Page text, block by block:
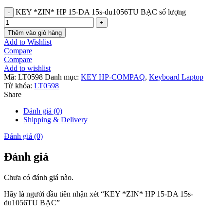
KEY *ZIN* HP 15-DA 15s-du1056TU BẠC số lượng
Thêm vào giỏ hàng
Add to Wishlist
Compare
Compare
Add to wishlist
Mã: LT0598 Danh mục: KEY HP-COMPAQ, Keyboard Laptop
Từ khóa: LT0598
Share
Đánh giá (0)
Shipping & Delivery
Đánh giá (0)
Đánh giá
Chưa có đánh giá nào.
Hãy là người đầu tiên nhận xét “KEY *ZIN* HP 15-DA 15s-
du1056TU BẠC”